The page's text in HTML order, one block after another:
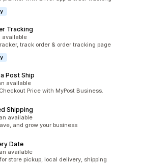
Tracking
available
track order & order tracking page
Post Ship
available
Price with MyPost Business.
Shipping
available
and grow your business
Date
available
store pickup, local delivery, shipping